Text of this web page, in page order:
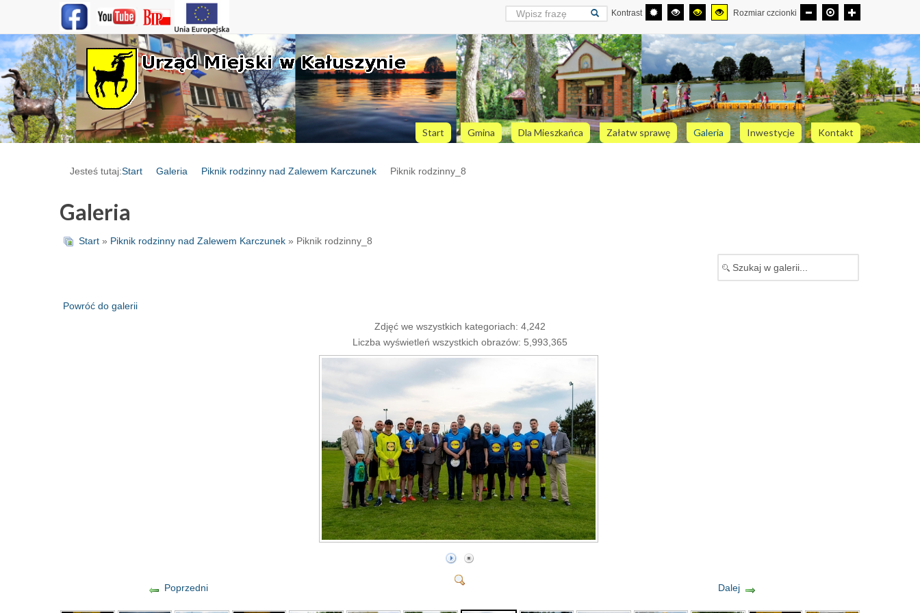
Kontrast Rozmiar czcionki
Start Gmina Dla Mieszkańca Załatw sprawę Galeria Inwestycje Kontakt
Jesteś tutaj:Start Galeria Piknik rodzinny nad Zalewem Karczunek Piknik rodzinny_8
Galeria
Start » Piknik rodzinny nad Zalewem Karczunek » Piknik rodzinny_8
Powróć do galerii
Zdjęć we wszystkich kategoriach: 4,242
Liczba wyświetleń wszystkich obrazów: 5,993,365
Poprzedni Dalej